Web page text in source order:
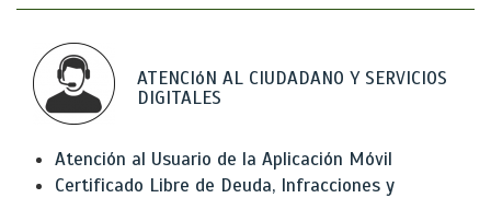
ATENCIóN AL CIUDADANO Y SERVICIOS
DIGITALES
Atención al Usuario de la Aplicación Móvil
Certificado Libre de Deuda, Infracciones y